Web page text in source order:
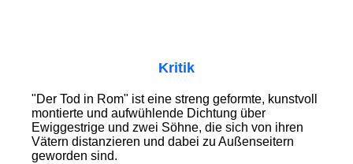
Kritik
"Der Tod in Rom" ist eine streng geformte, kunstvoll
montierte und aufwühlende Dichtung über
Ewiggestrige und zwei Söhne, die sich von ihren
Vätern distanzieren und dabei zu Außenseitern
geworden sind.